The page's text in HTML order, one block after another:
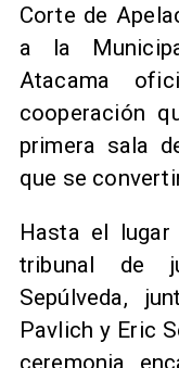
Corte de
a la
Atacama
cooperación
primera sala
que se
Hasta el
tribunal de
Sepúlveda,
Pavlich y Eric
ceremonia